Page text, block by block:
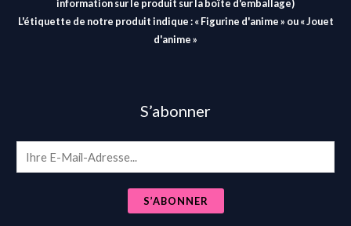
information sur le produit sur la boîte d'emballage)
L'étiquette de notre produit indique : « Figurine d'anime » ou « Jouet
d'anime »
S’abonner
m
S’ABONNER